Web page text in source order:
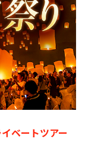
ベートツアー